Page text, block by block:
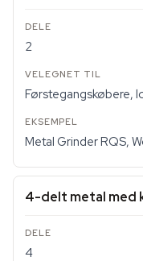
2
Førstegangskøbere,
Metal Grinder RQS,
4-delt metal med
4